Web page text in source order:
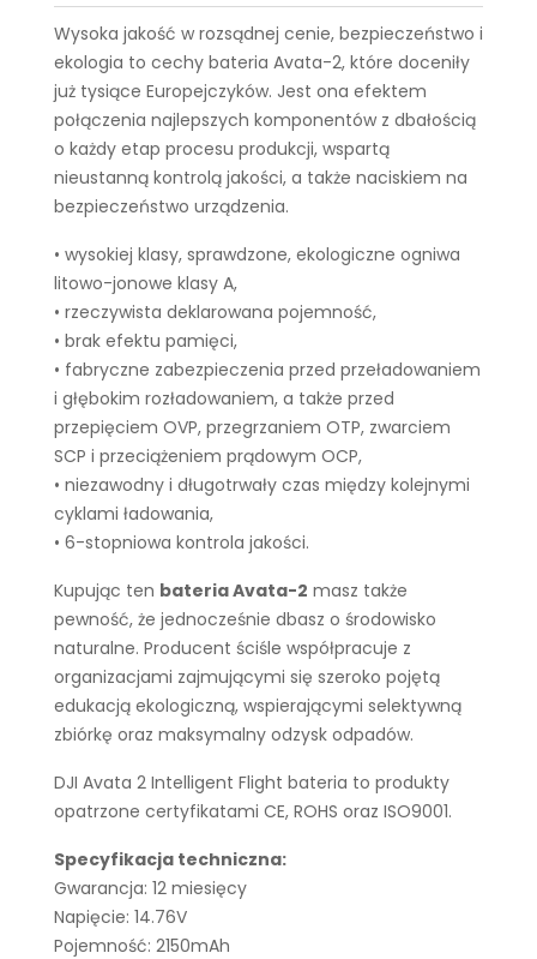
Wysoka jakość w rozsądnej cenie, bezpieczeństwo i
ekologia to cechy bateria Avata-2, które doceniły
już tysiące Europejczyków. Jest ona efektem
połączenia najlepszych komponentów z dbałością
o każdy etap procesu produkcji, wspartą
nieustanną kontrolą jakości, a także naciskiem na
bezpieczeństwo urządzenia.
• wysokiej klasy, sprawdzone, ekologiczne ogniwa
litowo-jonowe klasy A,
• rzeczywista deklarowana pojemność,
• brak efektu pamięci,
• fabryczne zabezpieczenia przed przeładowaniem
i głębokim rozładowaniem, a także przed
przepięciem OVP, przegrzaniem OTP, zwarciem
SCP i przeciążeniem prądowym OCP,
• niezawodny i długotrwały czas między kolejnymi
cyklami ładowania,
• 6-stopniowa kontrola jakości.
Kupując ten bateria Avata-2 masz także
pewność, że jednocześnie dbasz o środowisko
naturalne. Producent ściśle współpracuje z
organizacjami zajmującymi się szeroko pojętą
edukacją ekologiczną, wspierającymi selektywną
zbiórkę oraz maksymalny odzysk odpadów.
DJI Avata 2 Intelligent Flight bateria to produkty
opatrzone certyfikatami CE, ROHS oraz ISO9001.
Specyfikacja techniczna:
Gwarancja: 12 miesięcy
Napięcie: 14.76V
Pojemność: 2150mAh